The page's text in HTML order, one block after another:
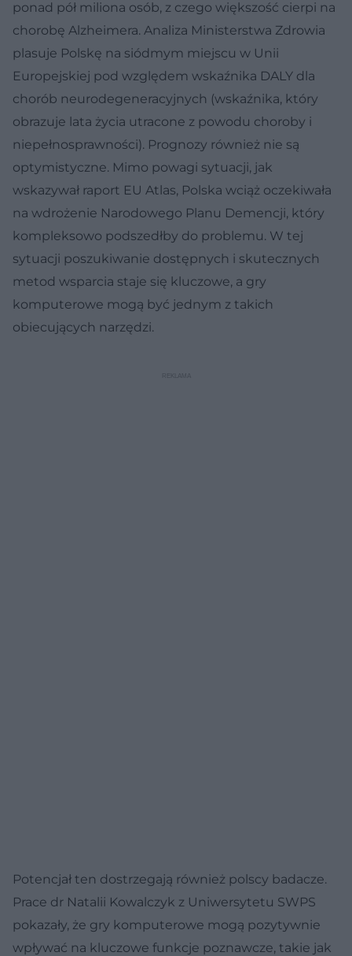
ponad pół miliona osób, z czego większość cierpi na
chorobę Alzheimera. Analiza Ministerstwa Zdrowia
plasuje Polskę na siódmym miejscu w Unii
Europejskiej pod względem wskaźnika DALY dla
chorób neurodegeneracyjnych (wskaźnika, który
obrazuje lata życia utracone z powodu choroby i
niepełnosprawności). Prognozy również nie są
optymistyczne. Mimo powagi sytuacji, jak
wskazywał raport EU Atlas, Polska wciąż oczekiwała
na wdrożenie Narodowego Planu Demencji, który
kompleksowo podszedłby do problemu. W tej
sytuacji poszukiwanie dostępnych i skutecznych
metod wsparcia staje się kluczowe, a gry
komputerowe mogą być jednym z takich
obiecujących narzędzi.
Potencjał ten dostrzegają również polscy badacze.
Prace dr Natalii Kowalczyk z Uniwersytetu SWPS
pokazały, że gry komputerowe mogą pozytywnie
wpływać na kluczowe funkcje poznawcze, takie jak